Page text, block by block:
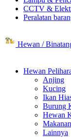
CCTV &
Peralatan
Hewan /
Hewan
Anjing
Kucing
Ikan
Burung
Hewan
Lainnya